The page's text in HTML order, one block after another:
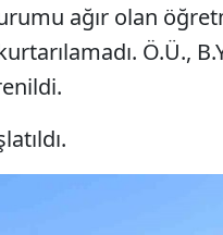
ağır olan
Ö.Ü.,